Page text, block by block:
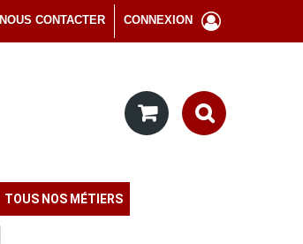
CONNEXION
NOUS CONTACTER
TOUS NOS MÉTIERS